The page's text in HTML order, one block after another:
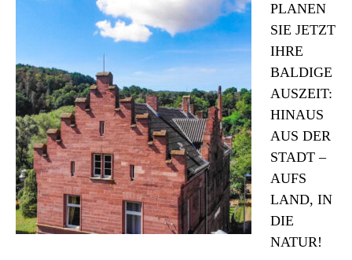
PLANEN
SIE JETZT
IHRE
BALDIGE
AUSZEIT:
HINAUS
AUS DER
STADT –
AUFS
LAND, IN
DIE
NATUR!